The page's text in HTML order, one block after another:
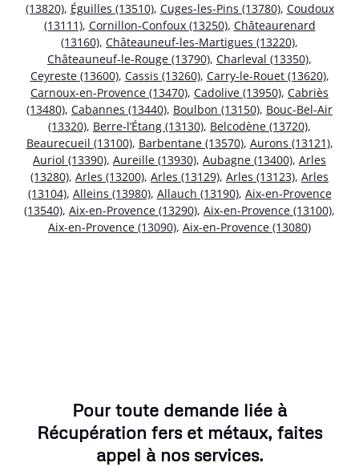
(13820), Éguilles (13510), Cuges-les-Pins (13780), Coudoux
(13111), Cornillon-Confoux (13250), Châteaurenard
(13160), Châteauneuf-les-Martigues (13220),
Châteauneuf-le-Rouge (13790), Charleval (13350),
Ceyreste (13600), Cassis (13260), Carry-le-Rouet (13620),
Carnoux-en-Provence (13470), Cadolive (13950), Cabriès
(13480), Cabannes (13440), Boulbon (13150), Bouc-Bel-Air
(13320), Berre-l’Étang (13130), Belcodène (13720),
Beaurecueil (13100), Barbentane (13570), Aurons (13121),
Auriol (13390), Aureille (13930), Aubagne (13400), Arles
(13280), Arles (13200), Arles (13129), Arles (13123), Arles
(13104), Alleins (13980), Allauch (13190), Aix-en-Provence
(13540), Aix-en-Provence (13290), Aix-en-Provence (13100),
Aix-en-Provence (13090), Aix-en-Provence (13080)
Pour toute demande liée à
Récupération fers et métaux, faites
appel à nos services.